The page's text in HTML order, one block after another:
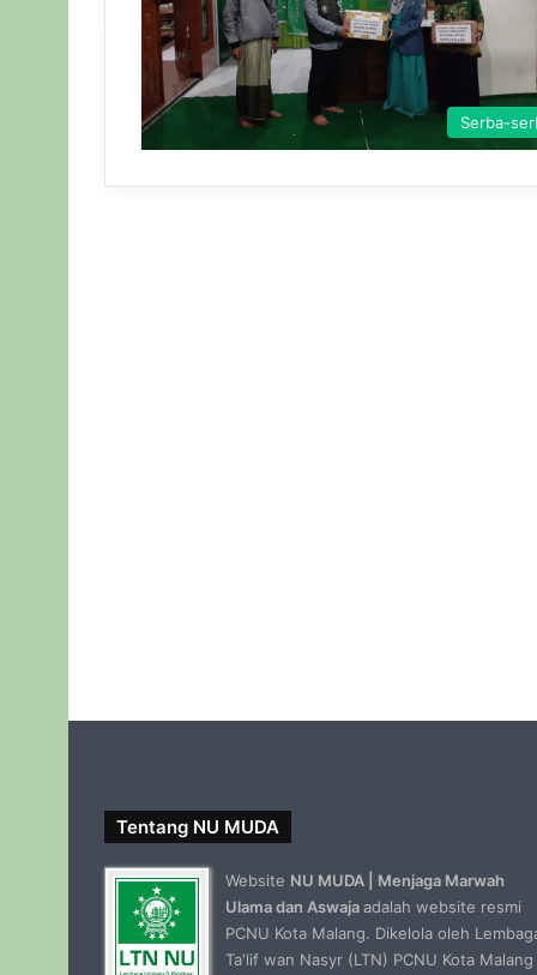
Serba-
Tentang NU MUDA
Website NU MUDA | Menjaga Marwah
Ulama dan Aswajaadalah website resmi
PCNU Kota Malang. Dikelola oleh
Ta'lif wan Nasyr (LTN) PCNU Kota